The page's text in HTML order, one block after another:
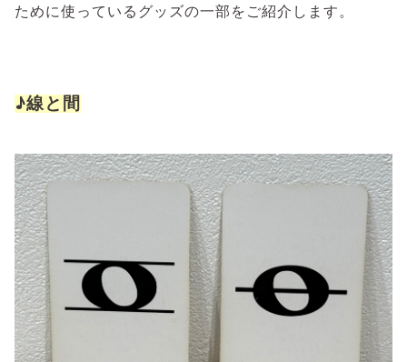
ために使っているグッズの一部をご紹介します。
♪線と間